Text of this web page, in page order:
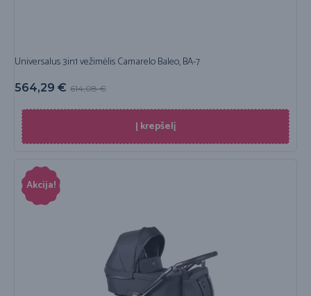
Universalus 3in1 vežimėlis Camarelo Baleo, BA-7
614,08€
564,29 €
Į krepšelį
Akcija!